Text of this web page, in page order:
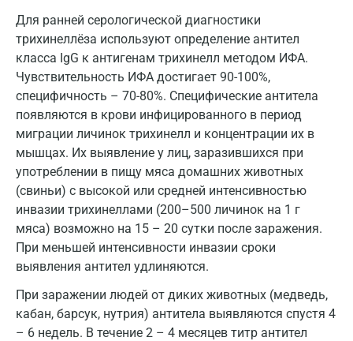
Для ранней серологической диагностики
трихинеллёза используют определение антител
класса IgG к антигенам трихинелл методом ИФА.
Чувствительность ИФА достигает 90-100%,
специфичность – 70-80%. Специфические антитела
появляются в крови инфицированного в период
миграции личинок трихинелл и концентрации их в
мышцах. Их выявление у лиц, заразившихся при
употреблении в пищу мяса домашних животных
(свиньи) с высокой или средней интенсивностью
инвазии трихинеллами (200–500 личинок на 1 г
мяса) возможно на 15 – 20 сутки после заражения.
При меньшей интенсивности инвазии сроки
выявления антител удлиняются.
При заражении людей от диких животных (медведь,
кабан, барсук, нутрия) антитела выявляются спустя 4
– 6 недель. В течение 2 – 4 месяцев титр антител
Звенигород
Зеленоград
Иваново
Ивантеевка
Ижевск
Истра
Йошкар-Ола
Калининград
Калуга
Кемерово
Ковров